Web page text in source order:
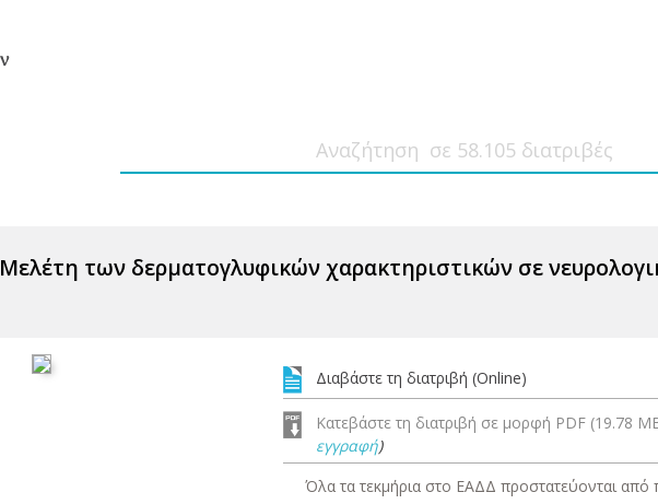
Μελέτη των δερματογλυφικών χαρακτηριστικών σε
Διαβάστε τη διατριβή (Online)
Κατεβάστε τη διατριβή σε μορφή PDF (19.78
εγγραφή)
Όλα τα τεκμήρια στο ΕΑΔΔ προστατεύονται από